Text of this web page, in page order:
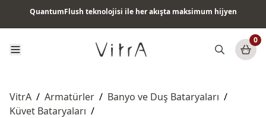
QuantumFlush teknolojisi ile her akışta maksimum hijyen
0
VitrA / Armatürler / Banyo ve Duş Bataryaları /
Küvet Bataryaları /